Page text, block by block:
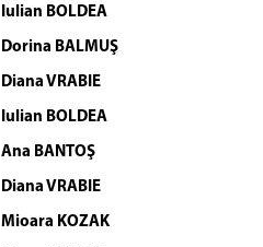
Iulian BOLDEA
Dorina BALMUŞ
Diana VRABIE
Iulian BOLDEA
Ana BANTOŞ
Diana VRABIE
Mioara KOZAK